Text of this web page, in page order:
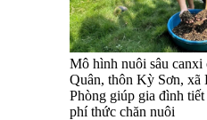
Mô hình nuôi sâu canxi
Quân, thôn Kỳ Sơn, xã
Phòng giúp gia đình
phí thức chăn nuôi